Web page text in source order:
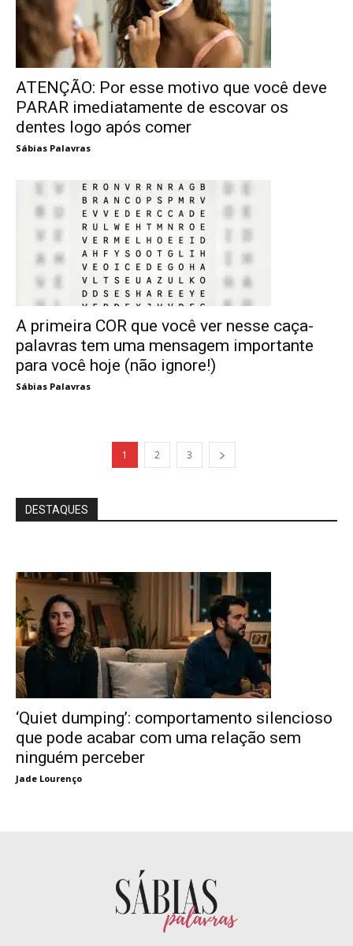
ATENÇÃO: Por esse motivo que você deve
PARAR imediatamente de escovar os
dentes logo após comer
Sábias Palavras
A primeira COR que você ver nesse caça-
palavras tem uma mensagem importante
para você hoje (não ignore!)
Sábias Palavras
1 2 3
DESTAQUES
‘Quiet dumping’: comportamento silencioso
que pode acabar com uma relação sem
ninguém perceber
Jade Lourenço